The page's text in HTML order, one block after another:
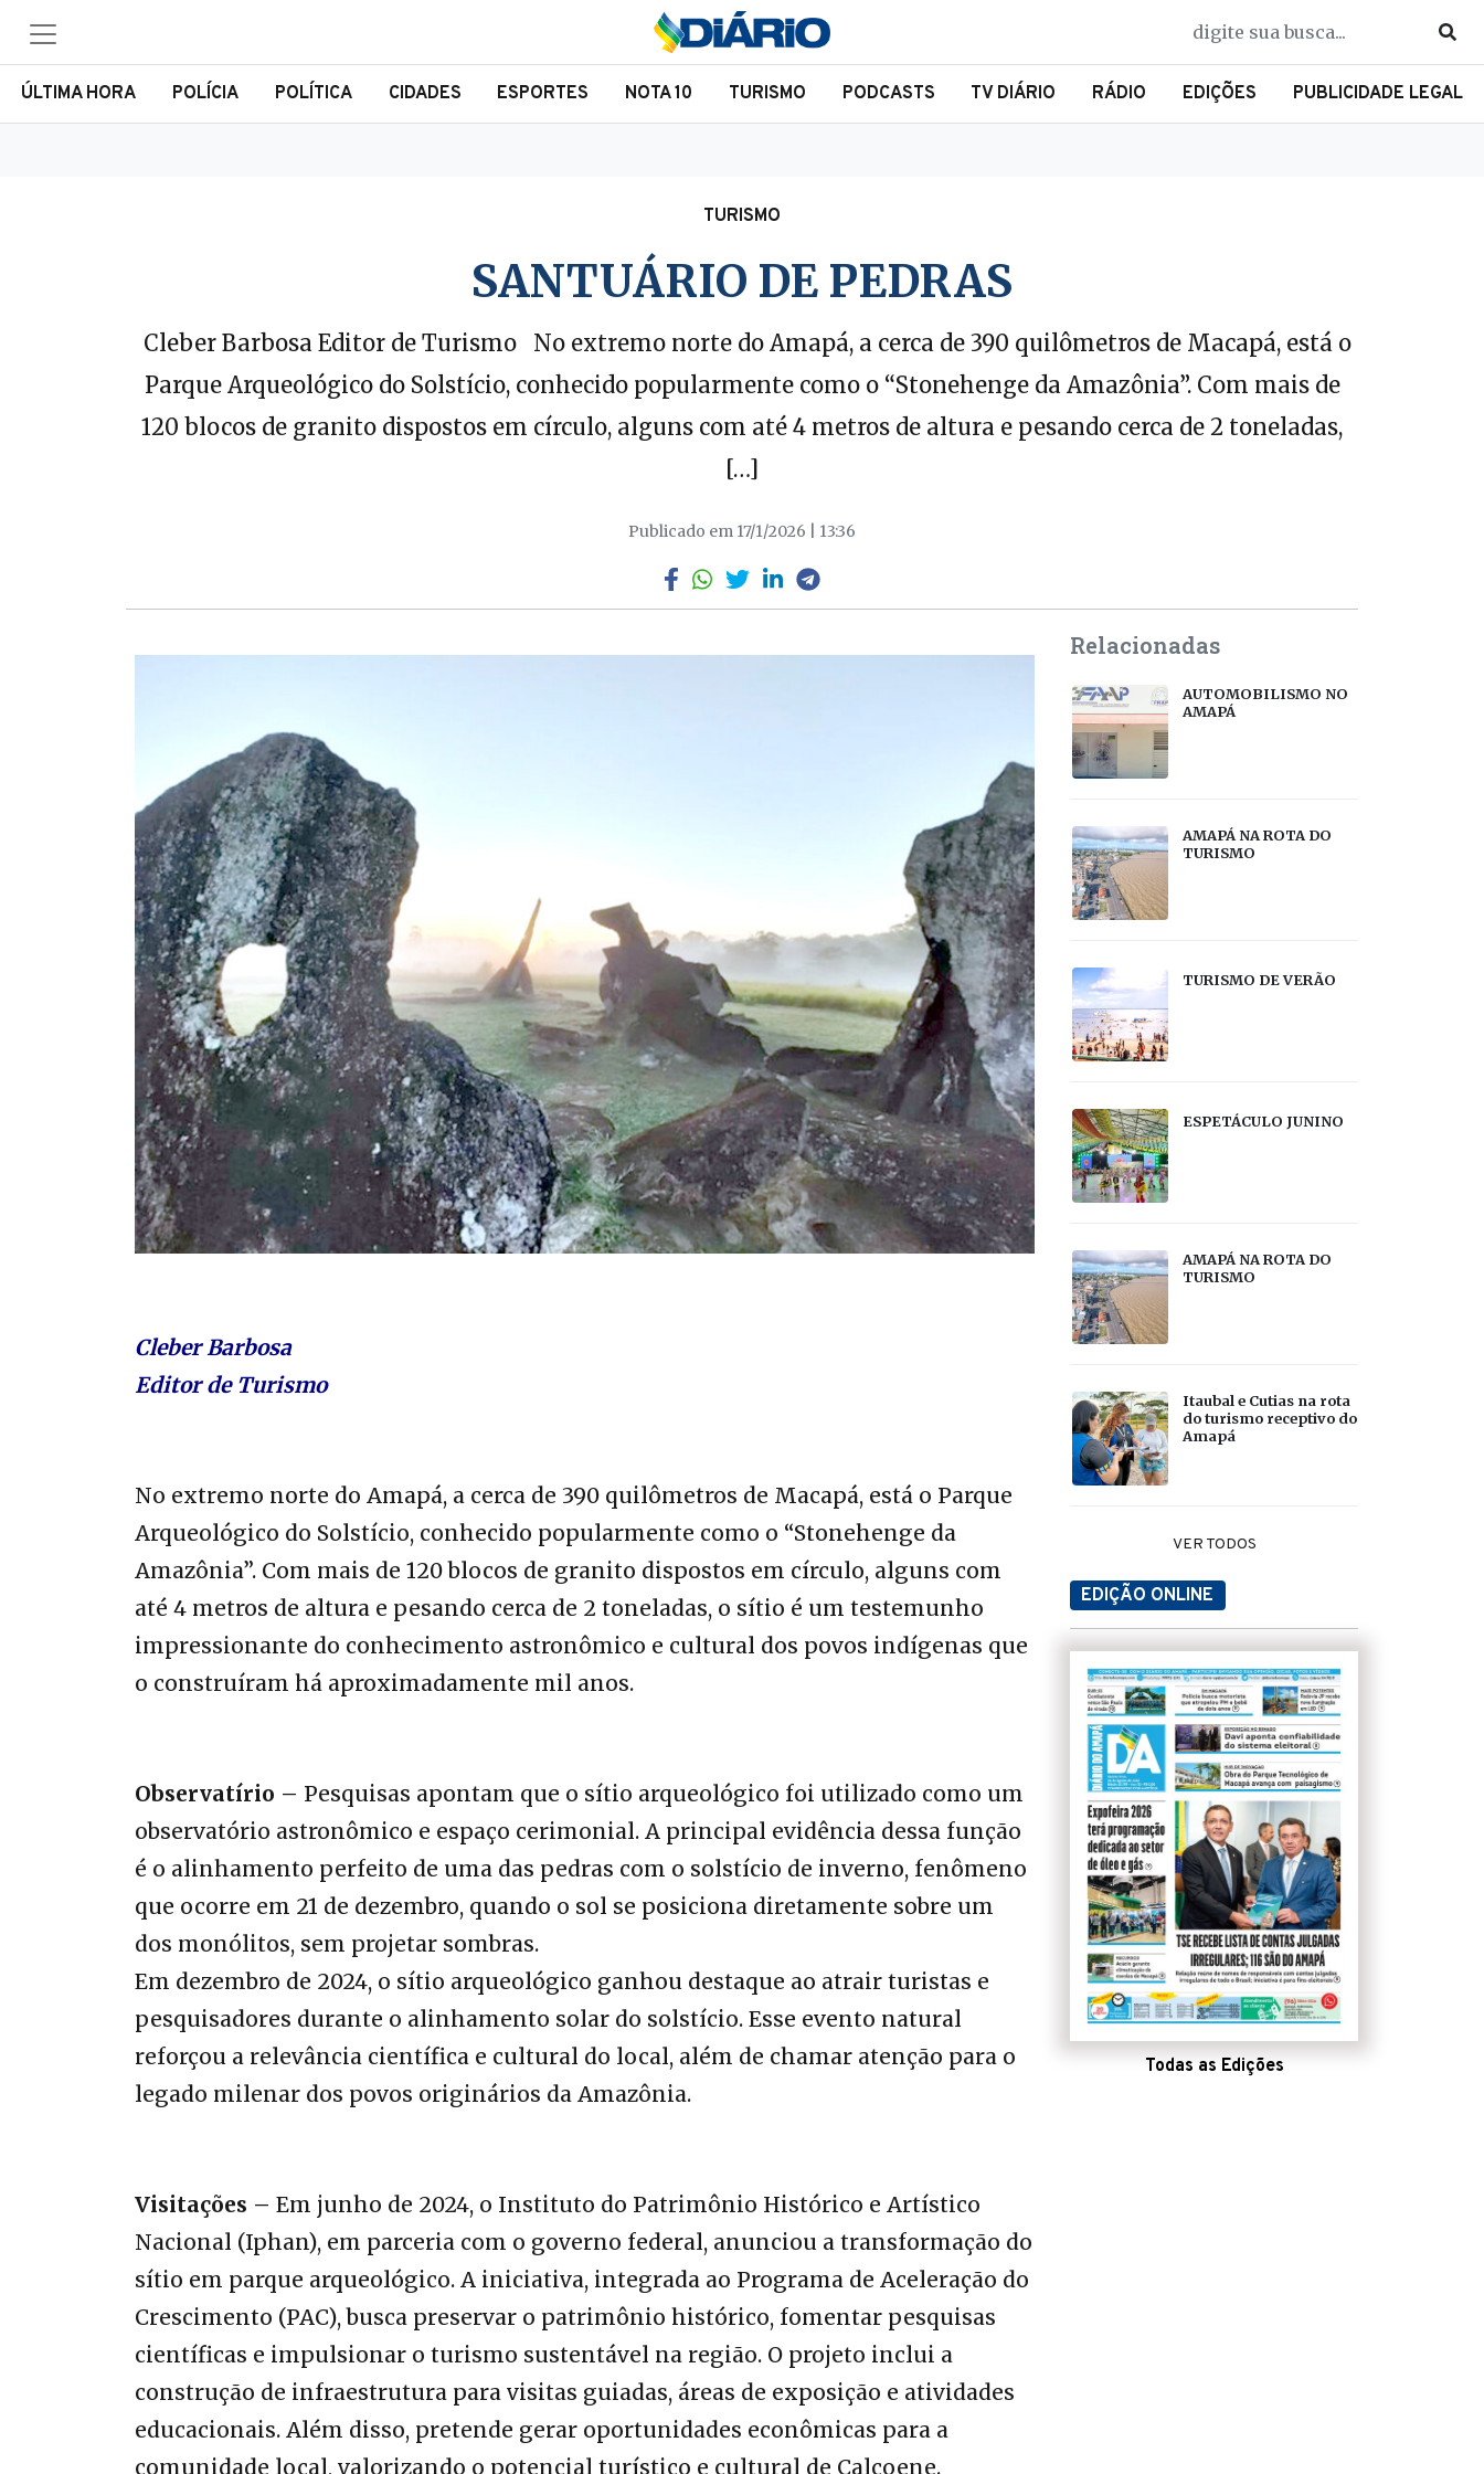
ÚLTIMA HORA POLÍCIA POLÍTICA CIDADES ESPORTES NOTA 10 TURISMO PODCASTS TV DIÁRIO RÁDIO EDIÇÕES PUBLICIDADE LEGAL
TURISMO
SANTUÁRIO DE PEDRAS
Cleber Barbosa Editor de Turismo No extremo norte do Amapá, a cerca de 390 quilômetros de Macapá, está o
Parque Arqueológico do Solstício, conhecido popularmente como o “Stonehenge da Amazônia”. Com mais de
120 blocos de granito dispostos em círculo, alguns com até 4 metros de altura e pesando cerca de 2 toneladas,
[…]
Publicado em 17/1/2026 | 13:36
Cleber Barbosa
Editor de Turismo
No extremo norte do Amapá, a cerca de 390 quilômetros de Macapá, está o Parque
Arqueológico do Solstício, conhecido popularmente como o “Stonehenge da
Amazônia”. Com mais de 120 blocos de granito dispostos em círculo, alguns com
até 4 metros de altura e pesando cerca de 2 toneladas, o sítio é um testemunho
impressionante do conhecimento astronômico e cultural dos povos indígenas que
o construíram há aproximadamente mil anos.
Observatírio – Pesquisas apontam que o sítio arqueológico foi utilizado como um
observatório astronômico e espaço cerimonial. A principal evidência dessa função
é o alinhamento perfeito de uma das pedras com o solstício de inverno, fenômeno
que ocorre em 21 de dezembro, quando o sol se posiciona diretamente sobre um
dos monólitos, sem projetar sombras.
Em dezembro de 2024, o sítio arqueológico ganhou destaque ao atrair turistas e
pesquisadores durante o alinhamento solar do solstício. Esse evento natural
reforçou a relevância científica e cultural do local, além de chamar atenção para o
legado milenar dos povos originários da Amazônia.
Visitações – Em junho de 2024, o Instituto do Patrimônio Histórico e Artístico
Nacional (Iphan), em parceria com o governo federal, anunciou a transformação do
sítio em parque arqueológico. A iniciativa, integrada ao Programa de Aceleração do
Crescimento (PAC), busca preservar o patrimônio histórico, fomentar pesquisas
científicas e impulsionar o turismo sustentável na região. O projeto inclui a
construção de infraestrutura para visitas guiadas, áreas de exposição e atividades
educacionais. Além disso, pretende gerar oportunidades econômicas para a
comunidade local, valorizando o potencial turístico e cultural de Calçoene.
Relacionadas
AUTOMOBILISMO NO
AMAPÁ
AMAPÁ NA ROTA DO
TURISMO
TURISMO DE VERÃO
ESPETÁCULO JUNINO
AMAPÁ NA ROTA DO
TURISMO
Itaubal e Cutias na rota
do turismo receptivo do
Amapá
VER TODOS
EDIÇÃO ONLINE
Todas as Edições